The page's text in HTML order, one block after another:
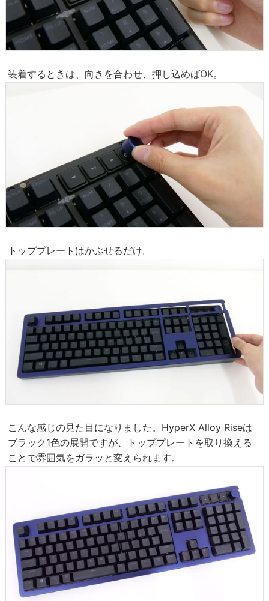
装着するときは、向きを合わせ、押し込めばOK。
トッププレートはかぶせるだけ。
こんな感じの見た目になりました。HyperX Alloy Riseは
ブラック1色の展開ですが、トッププレートを取り換える
ことで雰囲気をガラッと変えられます。